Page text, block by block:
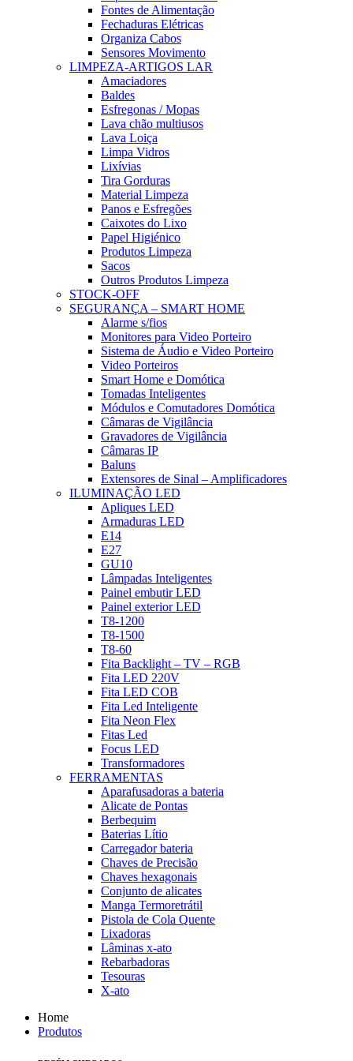
Fontes de Alimentação
Fechaduras Elétricas
Organiza Cabos
Sensores Movimento
LIMPEZA-ARTIGOS LAR
Amaciadores
Baldes
Esfregonas / Mopas
Lava chão multiusos
Lava Loiça
Limpa Vidros
Lixívias
Tira Gorduras
Material Limpeza
Panos e Esfregões
Caixotes do Lixo
Papel Higiénico
Produtos Limpeza
Sacos
Outros Produtos Limpeza
STOCK-OFF
SEGURANÇA – SMART HOME
Alarme s/fios
Monitores para Video Porteiro
Sistema de Áudio e Video Porteiro
Video Porteiros
Smart Home e Domótica
Tomadas Inteligentes
Módulos e Comutadores Domótica
Câmaras de Vigilância
Gravadores de Vigilância
Câmaras IP
Baluns
Extensores de Sinal – Amplificadores
ILUMINAÇÃO LED
Apliques LED
Armaduras LED
E14
E27
GU10
Lâmpadas Inteligentes
Painel embutir LED
Painel exterior LED
T8-1200
T8-1500
T8-60
Fita Backlight – TV – RGB
Fita LED 220V
Fita LED COB
Fita Led Inteligente
Fita Neon Flex
Fitas Led
Focus LED
Transformadores
FERRAMENTAS
Aparafusadoras a bateria
Alicate de Pontas
Berbequim
Baterias Lítio
Carregador bateria
Chaves de Precisão
Chaves hexagonais
Conjunto de alicates
Manga Termoretrátil
Pistola de Cola Quente
Lixadoras
Lâminas x-ato
Rebarbadoras
Tesouras
X-ato
Home
Produtos